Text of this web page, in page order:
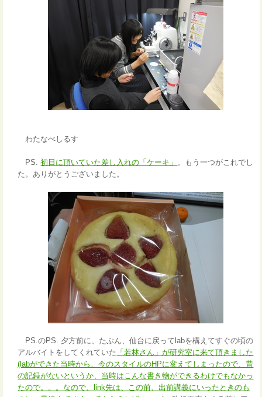
わたなべしるす
PS.初日に頂いていた差し入れの「ケーキ」 。もう一つがこれでし
た。ありがとうございました。
PS.のPS. 夕方前に、たぶん、仙台に戻ってlabを構えてすぐの頃の
アルバイトをしてくれていた 「若林さん」が研究室に来て頂きました
(labができた当時から、今のスタイルのHPに変えてしまったので、昔
の記録がないというか、当時はこんな書き物ができるわけでもなかっ
たので。。。なので、link先は、この前、出前講義にいったときのも